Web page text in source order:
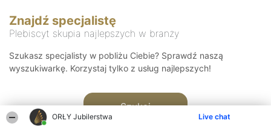
ORŁY Jubilerstwa Live chat
Znajdź specjalistę
Plebiscyt skupia najlepszych w branży
Szukasz specjalisty w pobliżu Ciebie? Sprawdź naszą
wyszukiwarkę. Korzystaj tylko z usług najlepszych!
Szukaj